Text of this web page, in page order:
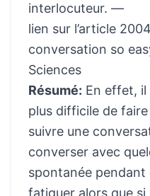
interlocuteur. —
lien sur l’article
conversation so
Sciences
Résumé: En effet,
plus difficile de
suivre une
converser avec
spontanée pendant
fatiguer alors que